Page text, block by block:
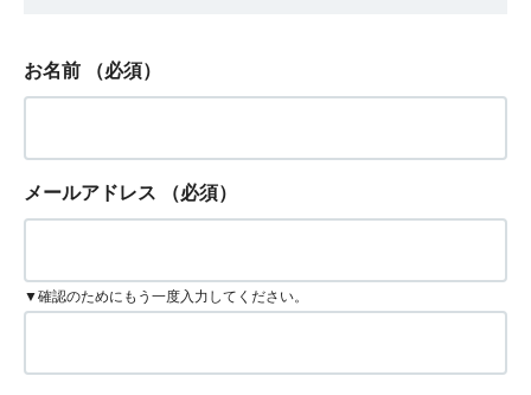
お名前 （必須）
メールアドレス （必須）
▼確認のためにもう一度入力してください。